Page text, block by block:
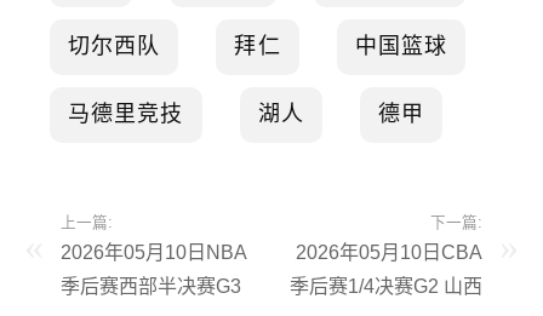
切尔西队 拜仁 中国篮球
马德里竞技 湖人 德甲
上一篇:
2026年05月10日NBA
季后赛西部半决赛G3
下一篇:
2026年05月10日CBA
季后赛1/4决赛G2 山西